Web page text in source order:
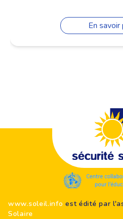
En savoir
www.soleil.info est édité par
Solaire